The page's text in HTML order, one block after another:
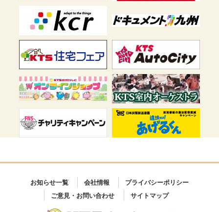
お知らせ一覧 会社情報
プライバシーポリシー
ご意見・お問い合わせ
サイトマップ